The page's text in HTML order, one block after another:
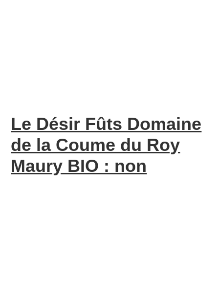
Le Désir Fûts Domaine
de la Coume du Roy
Maury BIO : non